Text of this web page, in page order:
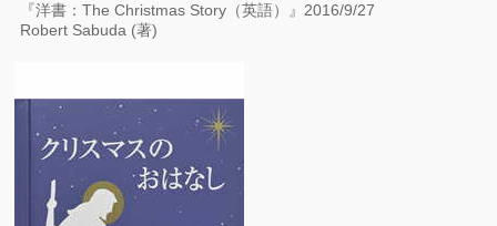
『洋書：The Christmas Story（英語）』2016/9/27
Robert Sabuda (著)